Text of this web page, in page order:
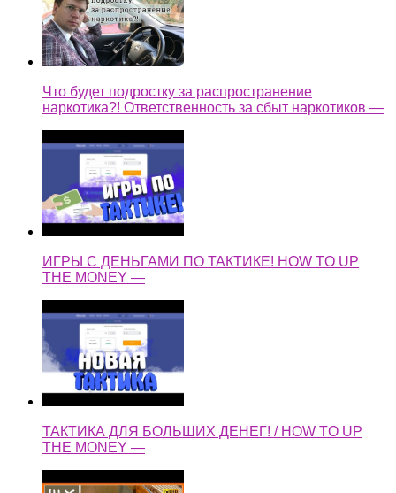
Что будет подростку за распространение
наркотика?! Ответственность за сбыт наркотиков —
ИГРЫ С ДЕНЬГАМИ ПО ТАКТИКЕ! HOW TO UP
THE MONEY —
ТАКТИКА ДЛЯ БОЛЬШИХ ДЕНЕГ! / HOW TO UP
THE MONEY —